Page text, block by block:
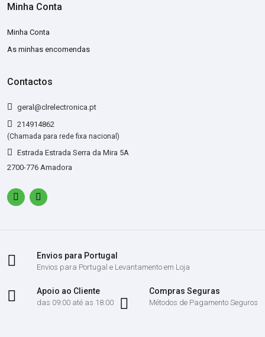
Minha Conta
Minha Conta
As minhas encomendas
Contactos
geral@clrelectronica.pt
214914862
(Chamada para rede fixa nacional)
Estrada Estrada Serra da Mira 5A
2700-776 Amadora
Envios para Portugal
Envios para Portugal e Levantamento em Loja
Apoio ao Cliente
das 09:00 até as 18:00
Compras Seguras
Métodos de Pagamento Seguros